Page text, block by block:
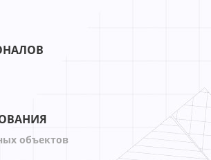
объектов